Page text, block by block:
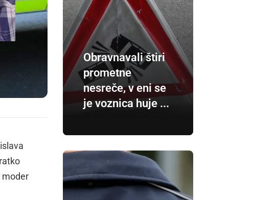
moder
Obravnavali štiri
prometne
nesreče, v eni se
je voznica huje ...